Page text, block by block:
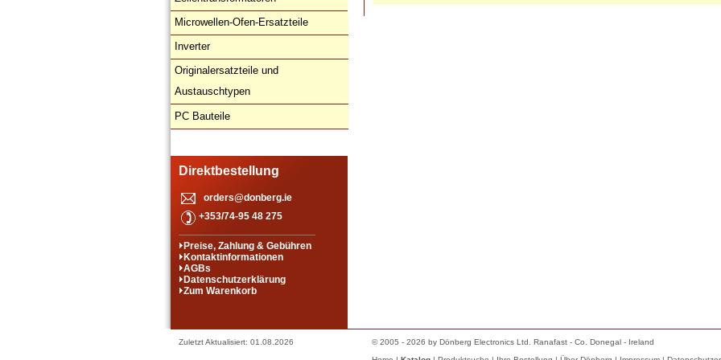
Microwellen-Ofen-Ersatzteile
Inverter
Originalersatzteile und
Austauschtypen
PC Bauteile
Direktbestellung
orders@donberg.ie
+353/74-95 48 275
Preise, Zahlung & Gebühren
Kontaktinformationen
AGBs
Datenschutzerklärung
Zum Warenkorb
Zuletzt Aktualisiert: 01.08.2026
© 2005 - 2026 by Dönberg Electronics Ltd. Ranafast - Co. Donegal - Ireland